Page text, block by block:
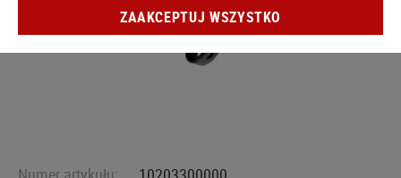
ZAAKCEPTUJ WSZYSTKO